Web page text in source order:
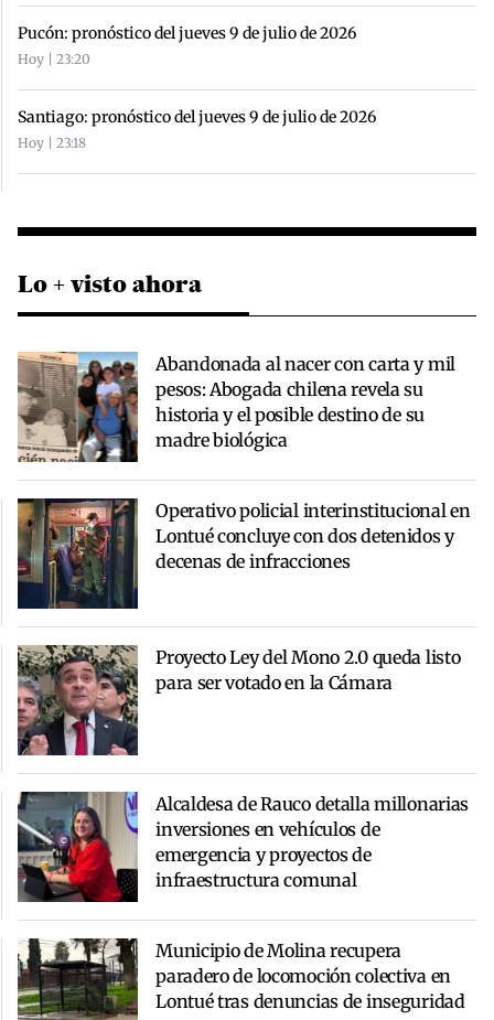
Pucón: pronóstico del jueves 9 de julio de 2026
Hoy | 23:20
Santiago: pronóstico del jueves 9 de julio de 2026
Hoy | 23:18
Lo + visto ahora
Abandonada al nacer con carta y mil
pesos: Abogada chilena revela su
historia y el posible destino de su
madre biológica
Operativo policial interinstitucional en
Lontué concluye con dos detenidos y
decenas de infracciones
Proyecto Ley del Mono 2.0 queda listo
para ser votado en la Cámara
Alcaldesa de Rauco detalla millonarias
inversiones en vehículos de
emergencia y proyectos de
infraestructura comunal
Municipio de Molina recupera
paradero de locomoción colectiva en
Lontué tras denuncias de inseguridad